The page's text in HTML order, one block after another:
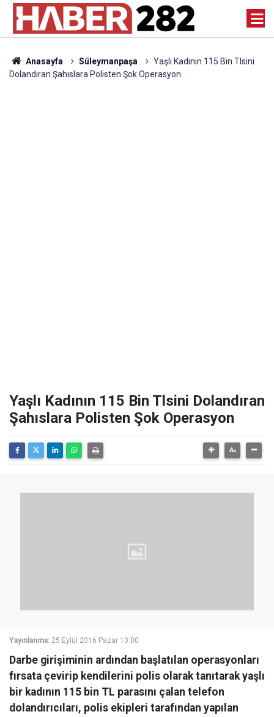
Anasayfa Süleymanpaşa
Yaşlı Kadının 115 Bin Tlsini
Dolandıran Şahıslara Polisten Şok Operasyon
Yaşlı Kadının 115 Bin Tlsini Dolandıran
Şahıslara Polisten Şok Operasyon
Yayınlanma: 25 Eylül 2016 Pazar 10:00
Darbe girişiminin ardından başlatılan operasyonları
fırsata çevirip kendilerini polis olarak tanıtarak yaşlı
bir kadının 115 bin TL parasını çalan telefon
dolandırıcıları, polis ekipleri tarafından yapılan